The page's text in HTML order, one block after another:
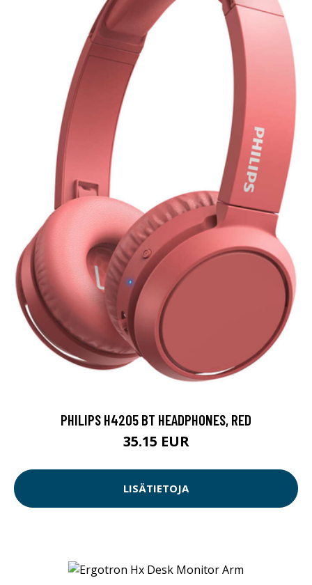
PHILIPS H4205 BT HEADPHONES, RED
35.15 EUR
LISÄTIETOJA